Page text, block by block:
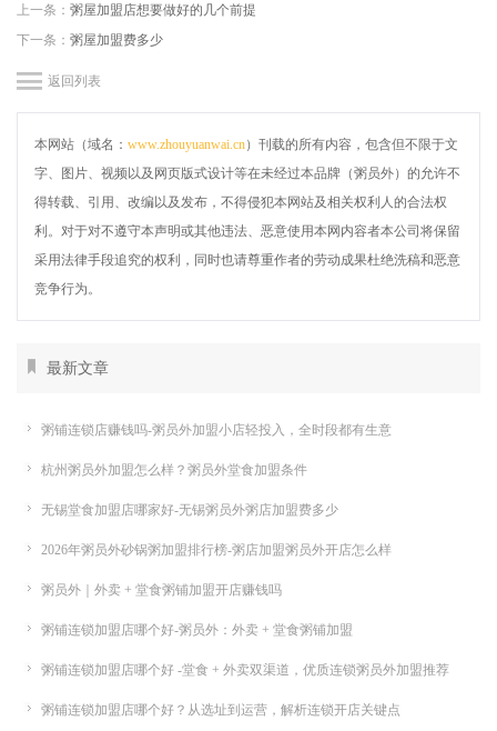
上一条： 粥屋加盟店想要做好的几个前提
下一条： 粥屋加盟费多少
返回列表
本网站（域名： www.zhouyuanwai.cn）刊载的所有内容，包含但不限于文
字、图片、视频以及网页版式设计等在未经过本品牌（粥员外）的允许不
得转载、引用、改编以及发布，不得侵犯本网站及相关权利人的合法权
利。对于对不遵守本声明或其他违法、恶意使用本网内容者本公司将保留
采用法律手段追究的权利，同时也请尊重作者的劳动成果杜绝洗稿和恶意
竞争行为。
最新文章
粥铺连锁店赚钱吗-粥员外加盟小店轻投入，全时段都有生意
杭州粥员外加盟怎么样？粥员外堂食加盟条件
无锡堂食加盟店哪家好-无锡粥员外粥店加盟费多少
2026年粥员外砂锅粥加盟排行榜-粥店加盟粥员外开店怎么样
粥员外｜外卖 + 堂食粥铺加盟开店赚钱吗
粥铺连锁加盟店哪个好-粥员外：外卖 + 堂食粥铺加盟
粥铺连锁加盟店哪个好 -堂食 + 外卖双渠道，优质连锁粥员外加盟推荐
粥铺连锁加盟店哪个好？从选址到运营，解析连锁开店关键点